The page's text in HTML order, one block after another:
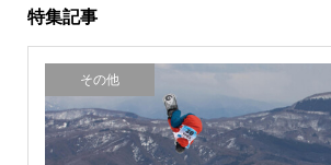
特集記事
その他